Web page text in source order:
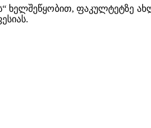
ხელშეწყობით, ფაკულტეტზე